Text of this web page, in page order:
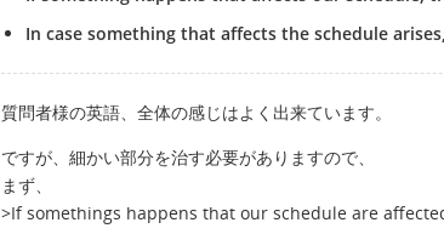
In case something that affects the schedule
質問者様の英語、全体の感じはよく出来ています。
ですが、細かい部分を治す必要がありますので、
まず、
>If somethings happens that our schedule are